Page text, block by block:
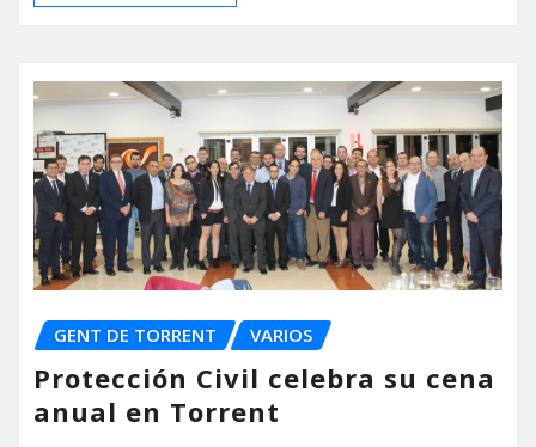
GENT DE TORRENT VARIOS
Protección Civil celebra su cena
anual en Torrent